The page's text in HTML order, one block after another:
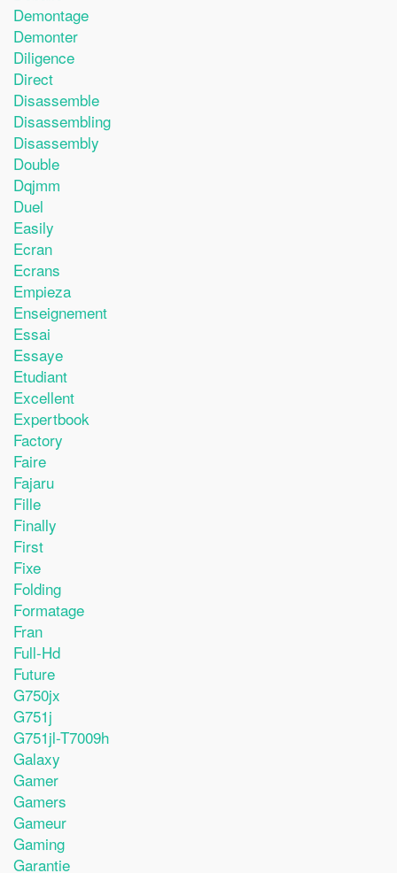
Demontage
Demonter
Diligence
Direct
Disassemble
Disassembling
Disassembly
Double
Dqjmm
Duel
Easily
Ecran
Ecrans
Empieza
Enseignement
Essai
Essaye
Etudiant
Excellent
Expertbook
Factory
Faire
Fajaru
Fille
Finally
First
Fixe
Folding
Formatage
Fran
Full-Hd
Future
G750jx
G751j
G751jl-T7009h
Galaxy
Gamer
Gamers
Gameur
Gaming
Garantie